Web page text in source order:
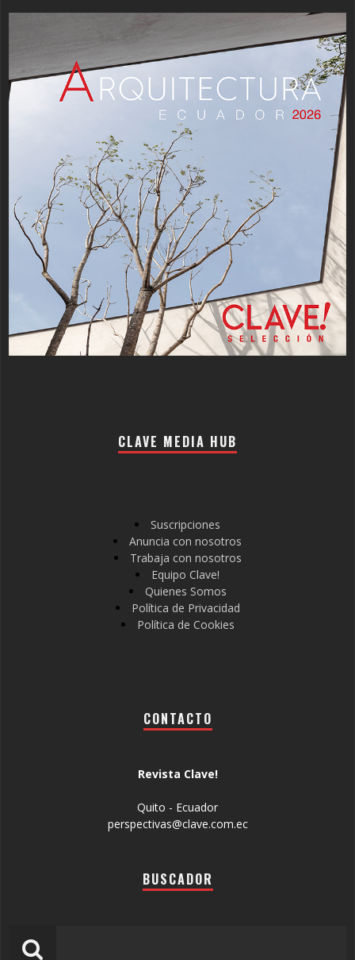
CLAVE MEDIA HUB
Suscripciones
Anuncia con nosotros
Trabaja con nosotros
Equipo Clave!
Quienes Somos
Política de Privacidad
Política de Cookies
CONTACTO
Revista Clave!
Quito - Ecuador
perspectivas@clave.com.ec
BUSCADOR